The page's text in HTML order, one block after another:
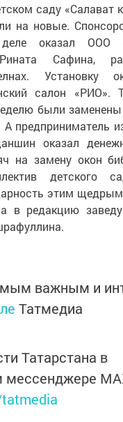
саду «Салават
на новые.
оказал ООО
Сафина,
Установку
салон «РИО».
были
предприниматель
оказал
на замену окон
детского
этим
в редакцию
важным и
Татмедиа
Татарстана в
мессенджере